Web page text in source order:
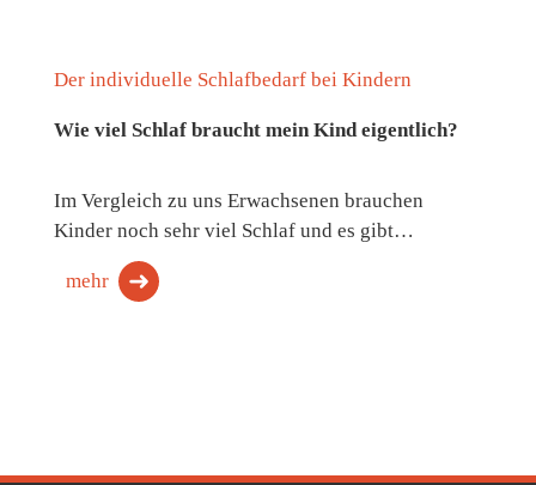
Der individuelle Schlafbedarf bei Kindern
Wie viel Schlaf braucht mein Kind eigentlich?
Im Vergleich zu uns Erwachsenen brauchen
Kinder noch sehr viel Schlaf und es gibt…
mehr